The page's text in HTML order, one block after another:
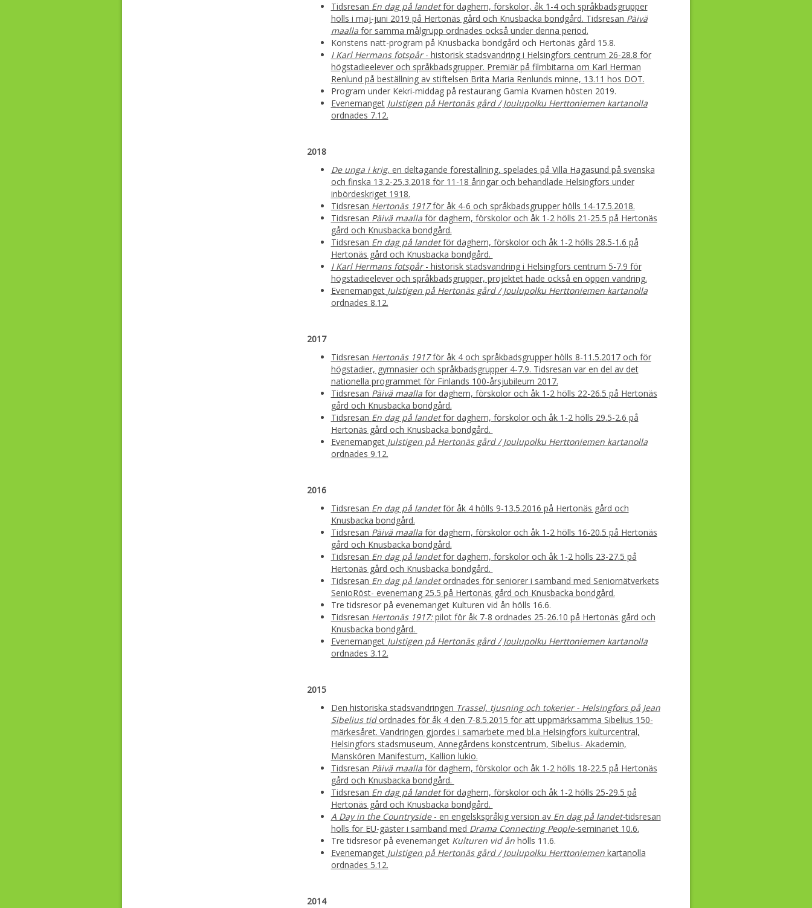
Tidsresan En dag på landetför daghem, förskolor, åk 1-4 och språkbadsgrupper
hölls i maj-juni 2019 på Hertonäs gård och Knusbacka bondgård. Tidsresan Päivä
maallaför samma målgrupp ordnades också under denna period.
Konstens natt-program på Knusbacka bondgård och Hertonäs gård 15.8.
I Karl Hermans fotspår- historisk stadsvandring i Helsingfors centrum 26-28.8 för
högstadieelever och språkbadsgrupper. Premiär på filmbitarna om Karl Herman
Renlund på beställning av stiftelsen Brita Maria Renlunds minne, 13.11 hos DOT.
Program under Kekri-middag på restaurang Gamla Kvarnen hösten 2019.
EvenemangetJulstigen på Hertonäs gård / Joulupolku Herttoniemen kartanolla
ordnades 7.12.
2018
De unga i krig, en deltagande föreställning, spelades på Villa Hagasund på svenska
och finska 13.2-25.3.2018 för 11-18 åringar och behandlade Helsingfors under
inbördeskriget 1918.
Tidsresan Hertonäs 1917​för ​åk 4-6 och språkbadsgrupper hölls 14-17.5.2018.
Tidsresan Päivä maallaför daghem, förskolor och åk 1-2 hölls 21-25.5 på Hertonäs
gård och Knusbacka bondgård.
Tidsresan En dag på landetför daghem, förskolor och åk 1-2 hölls 28.5-1.6 på
Hertonäs gård och Knusbacka bondgård.
I Karl Hermans fotspår- historisk stadsvandring i Helsingfors centrum 5-7.9 för
högstadieelever och språkbadsgrupper, projektet hade också en öppen vandring.
Evenemanget Julstigen på Hertonäs gård / Joulupolku Herttoniemen kartanolla
ordnades 8.12.
2017
Tidsresan Hertonäs 1917​för ​åk 4 och språkbadsgrupper hölls 8-11.5.2017 och för
högstadier, gymnasier och språkbadsgrupper 4-7.9. Tidsresan var en del av det
nationella programmet för Finlands 100-årsjubileum 2017.
Tidsresan Päivä maallaför daghem, förskolor och åk 1-2 hölls 22-26.5 på Hertonäs
gård och Knusbacka bondgård.
Tidsresan En dag på landetför daghem, förskolor och åk 1-2 hölls 29.5-2.6 på
Hertonäs gård och Knusbacka bondgård.
Evenemanget Julstigen på Hertonäs gård / Joulupolku Herttoniemen kartanolla
ordnades 9.12.
2016
Tidsresan En dag på landetför åk 4 hölls 9-13.5.2016 på Hertonäs gård och
Knusbacka bondgård.
Tidsresan Päivä maalla för daghem, förskolor och åk 1-2 hölls 16-20.5 på Hertonäs
gård och Knusbacka bondgård.
Tidsresan En dag på landetför daghem, förskolor och åk 1-2 hölls 23-27.5 på
Hertonäs gård och Knusbacka bondgård.
Tidsresan En dag på landetordnades för seniorer i samband med Seniornätverkets
SenioRöst- evenemang 25.5 på Hertonäs gård och Knusbacka bondgård.
Tre tidsresor på evenemanget Kulturen vid ån hölls 16.6.
Tidsresan Hertonäs 1917:pilot för åk 7-8 ordnades 25-26.10 på Hertonäs gård och
Knusbacka bondgård.
Evenemanget Julstigen på Hertonäs gård / Joulupolku Herttoniemen kartanolla
ordnades 3.12.
2015
Den historiska stadsvandringen Trassel, tjusning och tokerier - Helsingfors på Jean
Sibelius tidordnades för åk 4 den 7-8.5.2015 för att uppmärksamma Sibelius 150-
märkesåret. Vandringen gjordes i samarbete med bl.a Helsingfors kulturcentral,
Helsingfors stadsmuseum, Annegårdens konstcentrum, Sibelius- Akademin,
Manskören Manifestum, Kallion lukio.
Tidsresan Päivä maallaför daghem, förskolor och åk 1-2 hölls 18-22.5 på Hertonäs
gård och Knusbacka bondgård.
Tidsresan En dag på landetför daghem, förskolor och åk 1-2 hölls 25-29.5 på
Hertonäs gård och Knusbacka bondgård.
A Day in the Countryside- en engelskspråkig version av En dag på landet-tidsresan
hölls för EU-gäster i samband med Drama Connecting People-seminariet 10.6.
Tre tidsresor på evenemanget Kulturen vid ånhölls 11.6.
Evenemanget Julstigen på Hertonäs gård / Joulupolku Herttoniemenkartanolla
ordnades 5.12.
2014